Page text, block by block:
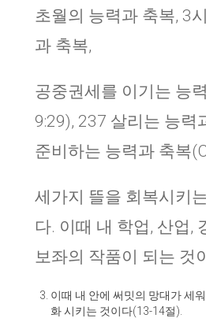
초월의 능력과 축복, 3
과 축복,
공중권세를 이기는 능
9:29), 237 살리는 능력
준비하는 능력과 축복
세가지 뜰을 회복시키
다. 이때 내 학업, 산업,
보좌의 작품이 되는 것
이때 내 안에 써밋의 망대가 세
화 시키는 것이다(13-14절).